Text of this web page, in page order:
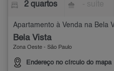
2 quartos
Apartamento à Venda na Bela
Bela Vista
Zona Oeste - São Paulo
Endereço no círculo do mapa